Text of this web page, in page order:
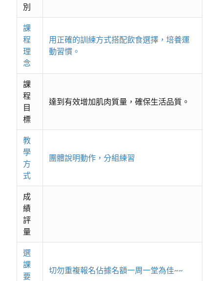
別
課
程
理
念
用正確的訓練方式搭配飲食選擇，培養運
動習慣。
課
程
目
標
達到有效增加肌肉質量，確保生活品質。
教
學
方
式
團體說明動作，分組練習
成
績
評
量
選
課
要
切勿重複報名佔據名額一周一堂為佳~~